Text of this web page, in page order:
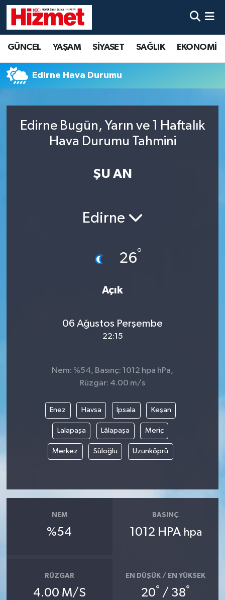
GÜNCEL YAŞAM SİYASET SAĞLIK EKONOMİ
Edirne Hava Durumu
Edirne Bugün, Yarın ve 1 Haftalık
Hava Durumu Tahmini
ŞU AN
Edirne
26°
Açık
06 Ağustos Perşembe
22:15
Nem: %54, Basınç: 1012 hpa hPa,
Rüzgar: 4.00 m/s
Enez Havsa İpsala Keşan
Lalapaşa Lâlapaşa Meriç
Merkez Süloğlu Uzunköprü
NEM
%54
BASINÇ
1012 HPA hpa
RÜZGAR
4.00 M/S
EN DÜŞÜK / EN YÜKSEK
20° / 38°
YAŞAM
SİYASET
EKONOMİ
Denizli Hava Durumu
Denizli Trafik Yoğunluk Haritası
Tüm Manşetler